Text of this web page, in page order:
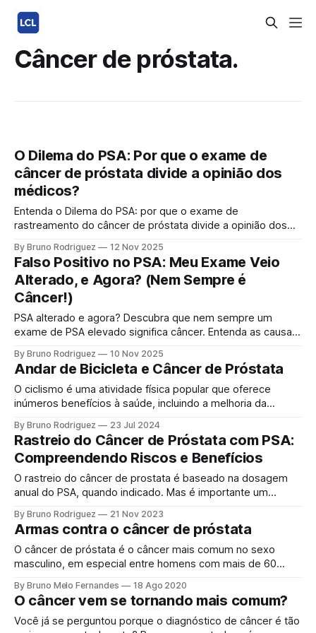
Câncer de próstata.
O Dilema do PSA: Por que o exame de
câncer de próstata divide a opinião dos
médicos?
Entenda o Dilema do PSA: por que o exame de
rastreamento do câncer de próstata divide a opinião dos
sobretratamento, e as recomendações atuais para uma
decisão individualizada. Hoje vamos mergulhar em um
tópico que, surpreendentemente, gera bastante debate na
comunidade
By Bruno Rodriguez 12 Nov 2025
Falso Positivo no PSA: Meu Exame Veio
Alterado, e Agora? (Nem Sempre é
Câncer!)
PSA alterado e agora? Descubra que nem sempre um
exame de PSA elevado significa câncer. Entenda as causas
tranquilidade da saúde prostática. Vamos abordar uma
situação que causa grande ansiedade em muitos homens:
um resultado alterado no exame de PSA.
By Bruno Rodriguez 10 Nov 2025
Andar de Bicicleta e Câncer de Próstata
O ciclismo é uma atividade física popular que oferece
inúmeros benefícios à saúde, incluindo a melhoria da
do estresse. No entanto, surgiram preocupações sobre a
relação entre o ciclismo e o câncer de próstata. Este artigo
explora essa relação, com foco na saúde da
By Bruno Rodriguez 23 Jul 2024
Rastreio do Câncer de Próstata com PSA:
Compreendendo Riscos e Benefícios
O rastreio do câncer de prostata é baseado na dosagem
anual do PSA, quando indicado. Mas é importante um
benefícios. Saiba mais. O câncer de próstata é uma
preocupação importante para a saúde dos homens em
todo o mundo. O teste do Antígeno
By Bruno Rodriguez 21 Nov 2023
Armas contra o câncer de próstata
O câncer de próstata é o câncer mais comum no sexo
masculino, em especial entre homens com mais de 60
precocemente, a chance de cura é grande, chegando a
95% dos casos nos tumores de menor risco. Diagnóstico
Precoce O diagnóstico precoce
By Bruno Melo Fernandes 18 Ago 2020
O câncer vem se tornando mais comum?
Você já se perguntou porque o diagnóstico de câncer é tão